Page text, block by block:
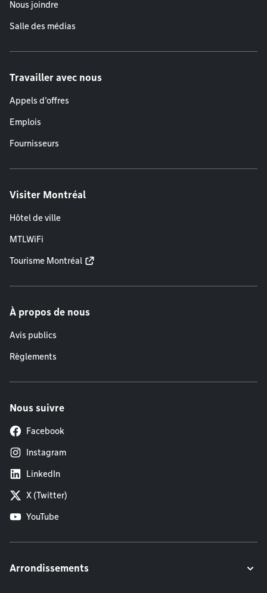
Nous joindre
Salle des médias
Travailler avec nous
Appels d'offres
Emplois
Fournisseurs
Visiter Montréal
Hôtel de ville
MTLWiFi
Tourisme Montréal
À propos de nous
Avis publics
Règlements
Nous suivre
Facebook
Instagram
LinkedIn
X (Twitter)
YouTube
Arrondissements